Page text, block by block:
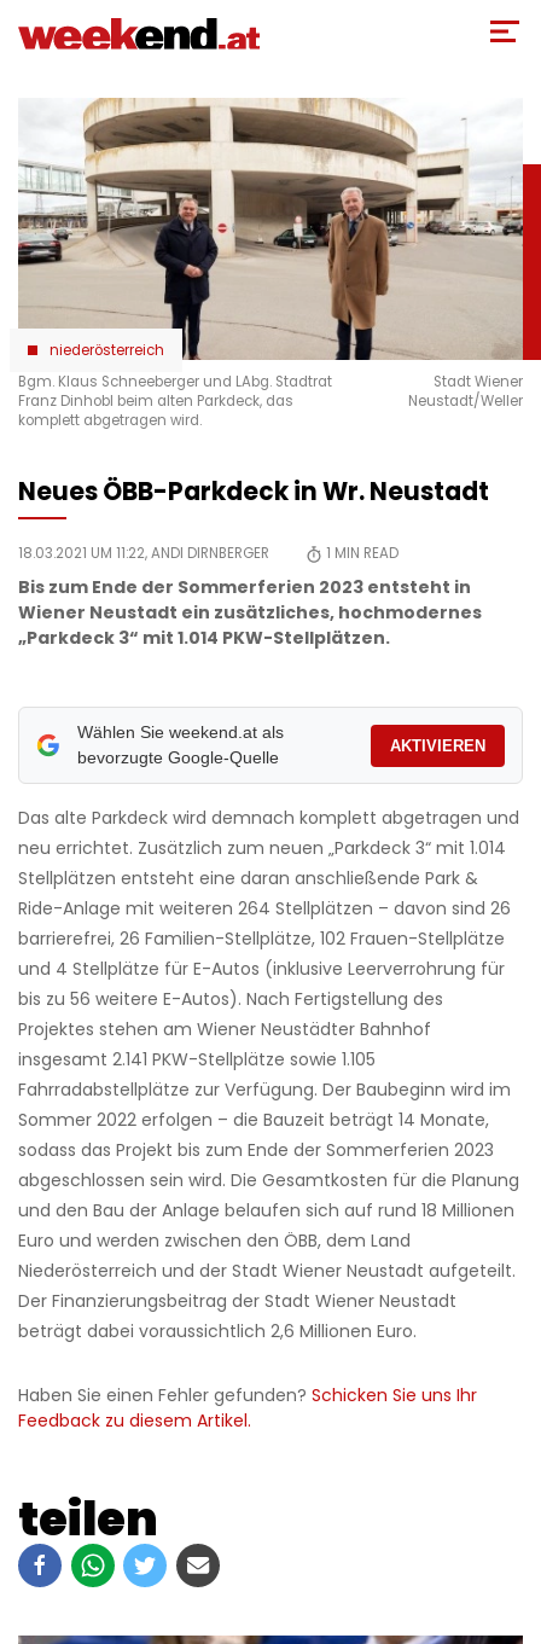
zum
niederösterreich
Bgm. Klaus Schneeberger und LAbg. Stadtrat
Franz Dinhobl beim alten Parkdeck, das
komplett abgetragen wird.
Stadt Wiener
Neustadt/Weller
Neues ÖBB-Parkdeck in Wr. Neustadt
18.03.2021 UM 11:22,ANDI DIRNBERGER 1 MIN READ
Bis zum Ende der Sommerferien 2023 entsteht in
Wiener Neustadt ein zusätzliches, hochmodernes
„Parkdeck 3“ mit 1.014 PKW-Stellplätzen.
Wählen Sie weekend.at als
bevorzugte Google-Quelle
AKTIVIEREN
Das alte Parkdeck wird demnach komplett abgetragen und
neu errichtet. Zusätzlich zum neuen „Parkdeck 3“ mit 1.014
Stellplätzen entsteht eine daran anschließende Park &
Ride-Anlage mit weiteren 264 Stellplätzen – davon sind 26
barrierefrei, 26 Familien-Stellplätze, 102 Frauen-Stellplätze
und 4 Stellplätze für E-Autos (inklusive Leerverrohrung für
bis zu 56 weitere E-Autos). Nach Fertigstellung des
Projektes stehen am Wiener Neustädter Bahnhof
insgesamt 2.141 PKW-Stellplätze sowie 1.105
Fahrradabstellplätze zur Verfügung. Der Baubeginn wird im
Sommer 2022 erfolgen – die Bauzeit beträgt 14 Monate,
sodass das Projekt bis zum Ende der Sommerferien 2023
abgeschlossen sein wird. Die Gesamtkosten für die Planung
und den Bau der Anlage belaufen sich auf rund 18 Millionen
Euro und werden zwischen den ÖBB, dem Land
Niederösterreich und der Stadt Wiener Neustadt aufgeteilt.
Der Finanzierungsbeitrag der Stadt Wiener Neustadt
beträgt dabei voraussichtlich 2,6 Millionen Euro.
Haben Sie einen Fehler gefunden? Schicken Sie uns Ihr
Feedback zu diesem Artikel.
teilen